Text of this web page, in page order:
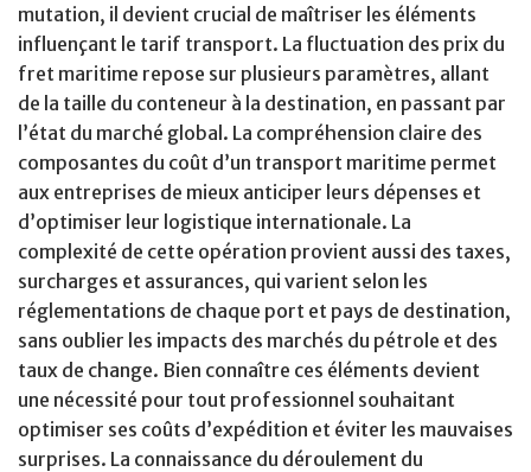
mutation, il devient crucial de maîtriser les éléments
influençant le tarif transport. La fluctuation des prix du
fret maritime repose sur plusieurs paramètres, allant
de la taille du conteneur à la destination, en passant par
l’état du marché global. La compréhension claire des
composantes du coût d’un transport maritime permet
aux entreprises de mieux anticiper leurs dépenses et
d’optimiser leur logistique internationale. La
complexité de cette opération provient aussi des taxes,
surcharges et assurances, qui varient selon les
réglementations de chaque port et pays de destination,
sans oublier les impacts des marchés du pétrole et des
taux de change. Bien connaître ces éléments devient
une nécessité pour tout professionnel souhaitant
optimiser ses coûts d’expédition et éviter les mauvaises
surprises. La connaissance du déroulement du